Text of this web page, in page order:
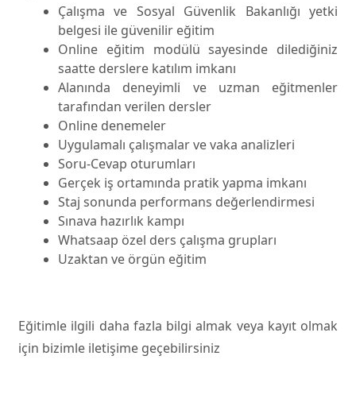
Çalışma ve Sosyal Güvenlik Bakanlığı yetki
belgesi ile güvenilir eğitim
Online eğitim modülü sayesinde dilediğiniz
saatte derslere katılım imkanı
Alanında deneyimli ve uzman eğitmenler
tarafından verilen dersler
Online denemeler
Uygulamalı çalışmalar ve vaka analizleri
Soru-Cevap oturumları
Gerçek iş ortamında pratik yapma imkanı
Staj sonunda performans değerlendirmesi
Sınava hazırlık kampı
Whatsaap özel ders çalışma grupları
Uzaktan ve örgün eğitim
Eğitimle ilgili daha fazla bilgi almak veya kayıt olmak
için bizimle iletişime geçebilirsiniz